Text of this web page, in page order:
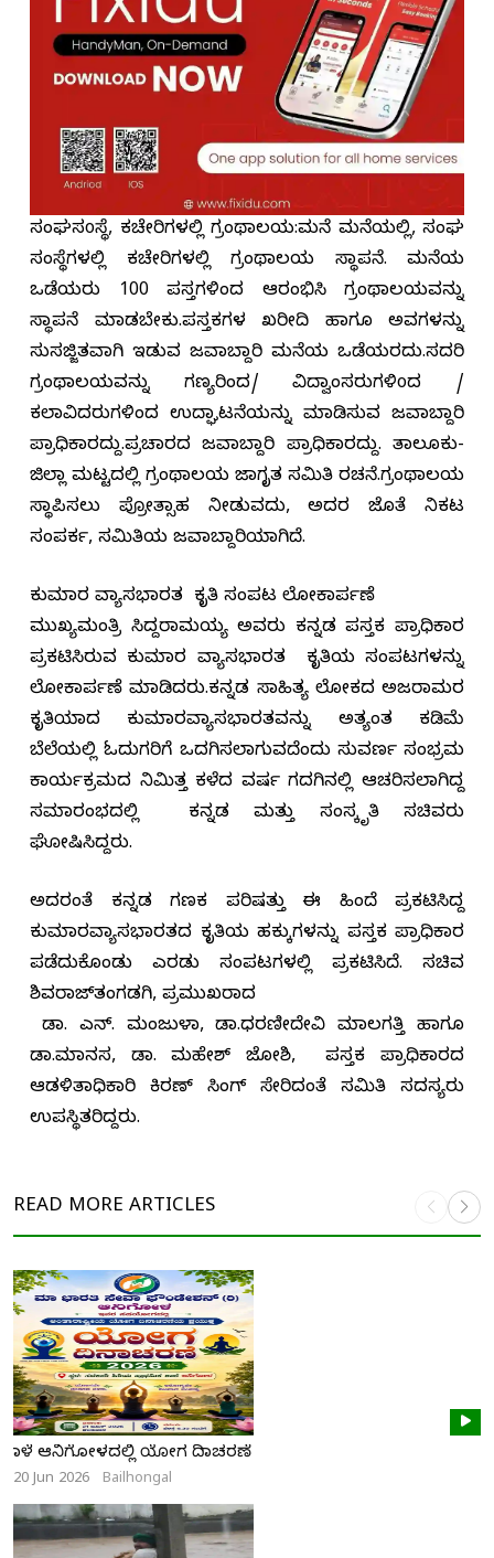
ಸಂಘಸoಸ್ಥೆ, ಕಚೇರಿಗಳಲ್ಲಿ ಗ್ರಂಥಾಲಯ:ಮನೆ ಮನೆಯಲ್ಲಿ, ಸಂಘ
ಸಂಸ್ಥೆಗಳಲ್ಲಿ ಕಚೇರಿಗಳಲ್ಲಿ ಗ್ರಂಥಾಲಯ ಸ್ಥಾಪನೆ. ಮನೆಯ
ಒಡೆಯರು 100 ಪುಸ್ತಗಳಿಂದ ಆರಂಭಿಸಿ ಗ್ರಂಥಾಲಯವನ್ನು
ಸ್ಥಾಪನೆ ಮಾಡಬೇಕು.ಪುಸ್ತಕಗಳ ಖರೀದಿ ಹಾಗೂ ಅವುಗಳನ್ನು
ಸುಸಜ್ಜಿತವಾಗಿ ಇಡುವ ಜವಾಬ್ದಾರಿ ಮನೆಯ ಒಡೆಯರದು.ಸದರಿ
ಗ್ರಂಥಾಲಯವನ್ನು ಗಣ್ಯರಿಂದ/ ವಿದ್ವಾಂಸರುಗಳಿoದ /
ಕಲಾವಿದರುಗಳಿಂದ ಉದ್ಘಾಟನೆಯನ್ನು ಮಾಡಿಸುವ ಜವಾಬ್ದಾರಿ
ಪ್ರಾಧಿಕಾರದ್ದು.ಪ್ರಚಾರದ ಜವಾಬ್ದಾರಿ ಪ್ರಾಧಿಕಾರದ್ದು. ತಾಲೂಕು-
ಜಿಲ್ಲಾ ಮಟ್ಟದಲ್ಲಿ ಗ್ರಂಥಾಲಯ ಜಾಗೃತ ಸಮಿತಿ ರಚನೆ.ಗ್ರಂಥಾಲಯ
ಸ್ಥಾಪಿಸಲು ಪ್ರೋತ್ಸಾಹ ನೀಡುವುದು, ಅದರ ಜೊತೆ ನಿಕಟ
ಸಂಪರ್ಕ, ಸಮಿತಿಯ ಜವಾಬ್ದಾರಿಯಾಗಿದೆ.
ಕುಮಾರ ವ್ಯಾಸಭಾರತ ಕೃತಿ ಸಂಪುಟ ಲೋಕಾರ್ಪಣೆ
ಮುಖ್ಯಮಂತ್ರಿ ಸಿದ್ದರಾಮಯ್ಯ ಅವರು ಕನ್ನಡ ಪುಸ್ತಕ ಪ್ರಾಧಿಕಾರ
ಪ್ರಕಟಿಸಿರುವ ಕುಮಾರ ವ್ಯಾಸಭಾರತ ಕೃತಿಯ ಸಂಪುಟಗಳನ್ನು
ಲೋಕಾರ್ಪಣೆ ಮಾಡಿದರು.ಕನ್ನಡ ಸಾಹಿತ್ಯ ಲೋಕದ ಅಜರಾಮರ
ಕೃತಿಯಾದ ಕುಮಾರವ್ಯಾಸಭಾರತವನ್ನು ಅತ್ಯಂತ ಕಡಿಮೆ
ಬೆಲೆಯಲ್ಲಿ ಓದುಗರಿಗೆ ಒದಗಿಸಲಾಗುವುದೆಂದು ಸುವರ್ಣ ಸಂಭ್ರಮ
ಕಾರ್ಯಕ್ರಮದ ನಿಮಿತ್ತ ಕಳೆದ ವರ್ಷ ಗದಗಿನಲ್ಲಿ ಆಚರಿಸಲಾಗಿದ್ದ
ಸಮಾರಂಭದಲ್ಲಿ ಕನ್ನಡ ಮತ್ತು ಸಂಸ್ಕೃತಿ ಸಚಿವರು
ಘೋಷಿಸಿದ್ದರು.
ಅದರಂತೆ ಕನ್ನಡ ಗಣಕ ಪರಿಷತ್ತು ಈ ಹಿಂದೆ ಪ್ರಕಟಿಸಿದ್ದ
ಕುಮಾರವ್ಯಾಸಭಾರತದ ಕೃತಿಯ ಹಕ್ಕುಗಳನ್ನು ಪುಸ್ತಕ ಪ್ರಾಧಿಕಾರ
ಪಡೆದುಕೊಂಡು ಎರಡು ಸಂಪುಟಗಳಲ್ಲಿ ಪ್ರಕಟಿಸಿದೆ. ಸಚಿವ
ಶಿವರಾಜ್‌ತಂಗಡಗಿ, ಪ್ರಮುಖರಾದ
ಡಾ. ಎನ್. ಮಂಜುಳಾ, ಡಾ.ಧರಣೀದೇವಿ ಮಾಲಗತ್ತಿ ಹಾಗೂ
ಡಾ.ಮಾನಸ, ಡಾ. ಮಹೇಶ್ ಜೋಶಿ, ಪುಸ್ತಕ ಪ್ರಾಧಿಕಾರದ
ಆಡಳಿತಾಧಿಕಾರಿ ಕಿರಣ್ ಸಿಂಗ್ ಸೇರಿದಂತೆ ಸಮಿತಿ ಸದಸ್ಯರು
ಉಪಸ್ಥಿತರಿದ್ದರು.
READ MORE ARTICLES
ನಾಳೆ ಆನಿಗೋಳದಲ್ಲಿ ಯೋಗ ದಿನಾಚರಣೆ
20 Jun 2026 Bailhongal